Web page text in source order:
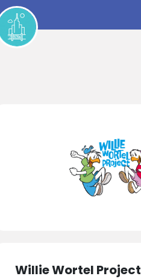
Willie Wortel Project